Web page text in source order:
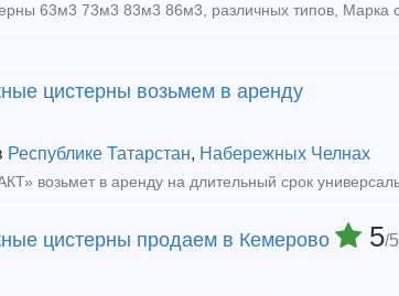
цистерны возьмем в аренду
Республике Татарстан, Набережных Челнах
цистерны продаем в Кемерово 5/5